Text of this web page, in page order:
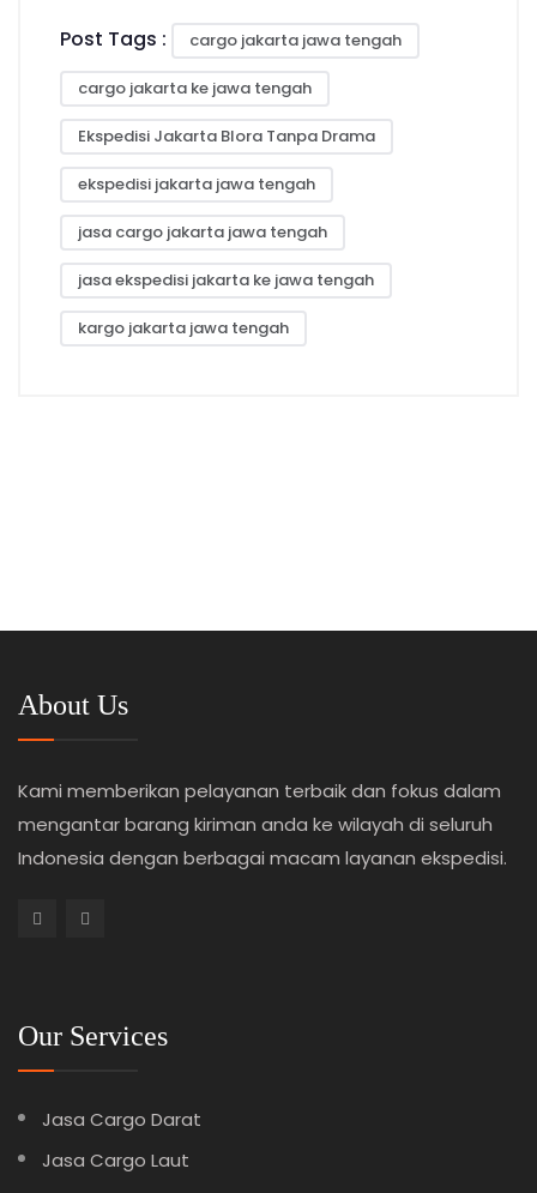
Post Tags : cargo jakarta jawa tengah
cargo jakarta ke jawa tengah
Ekspedisi Jakarta Blora Tanpa Drama
ekspedisi jakarta jawa tengah
jasa cargo jakarta jawa tengah
jasa ekspedisi jakarta ke jawa tengah
kargo jakarta jawa tengah
About Us
Kami memberikan pelayanan terbaik dan fokus dalam
mengantar barang kiriman anda ke wilayah di seluruh
Indonesia dengan berbagai macam layanan ekspedisi.
Our Services
Jasa Cargo Darat
Jasa Cargo Laut